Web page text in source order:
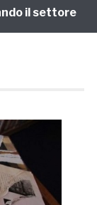
il settore